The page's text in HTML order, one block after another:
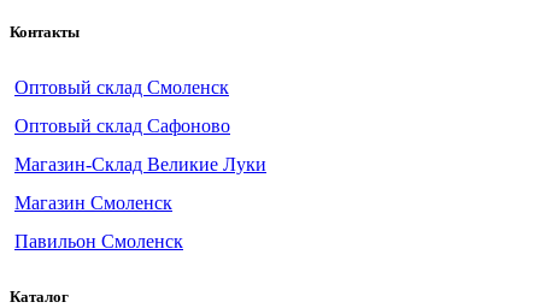
Контакты
Оптовый склад Смоленск
Оптовый склад Сафоново
Магазин-Склад Великие Луки
Магазин Смоленск
Павильон Смоленск
Каталог